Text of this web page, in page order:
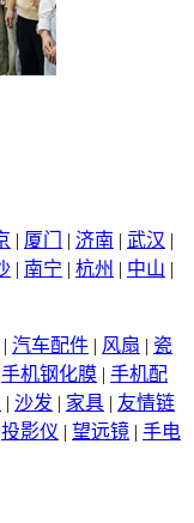
| 厦门 | 济南 | 武汉 |
| 南宁 | 杭州 | 中山 |
| 汽车配件 | 风扇 | 瓷
手机钢化膜 | 手机配
| 沙发 | 家具 | 友情链
投影仪 | 望远镜 | 手电